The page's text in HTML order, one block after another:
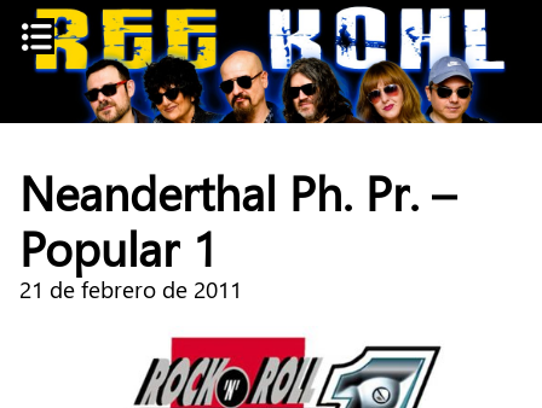
Skip
Neanderthal Ph. Pr. –
Popular 1
21 de febrero de 2011